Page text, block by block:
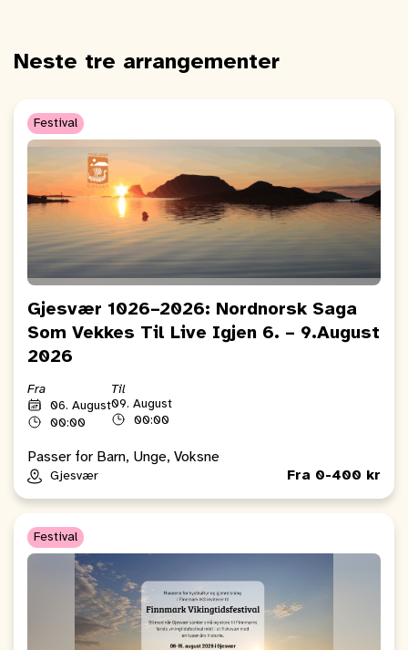
Neste tre arrangementer
Festival
Gjesvær 1026–2026: Nordnorsk Saga
Som Vekkes Til Live Igjen 6. – 9.August
2026
Fra
06. August
00:00
Til
09. August
00:00
Passer for Barn, Unge, Voksne
Gjesvær Fra 0-400 kr
Festival